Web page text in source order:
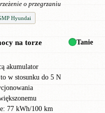
o przegrzaniu
Hyundai
na torze
akumulator
w stosunku do 5 N
77 kWh/100 km
Tanie